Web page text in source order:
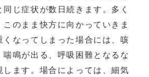
同じ症状が数日続きます。多く
このまま快方に向かっていきま
くなってしまった場合には、咳
喘鳴が出る、呼吸困難となるな
します。場合によっては、細気